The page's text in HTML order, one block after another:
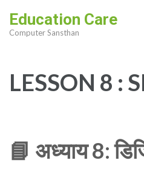
content
Enter)
Education Care
Computer Sansthan
LESSON 8 :
📘 अध्याय 8: